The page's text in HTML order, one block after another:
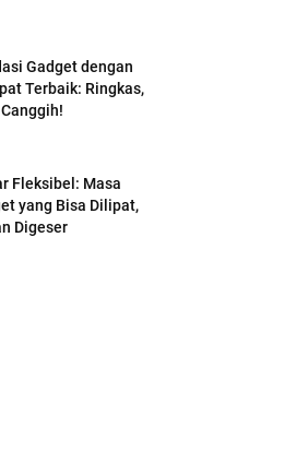
Gadget dengan
Terbaik: Ringkas,
Fleksibel: Masa
yang Bisa Dilipat,
Digeser